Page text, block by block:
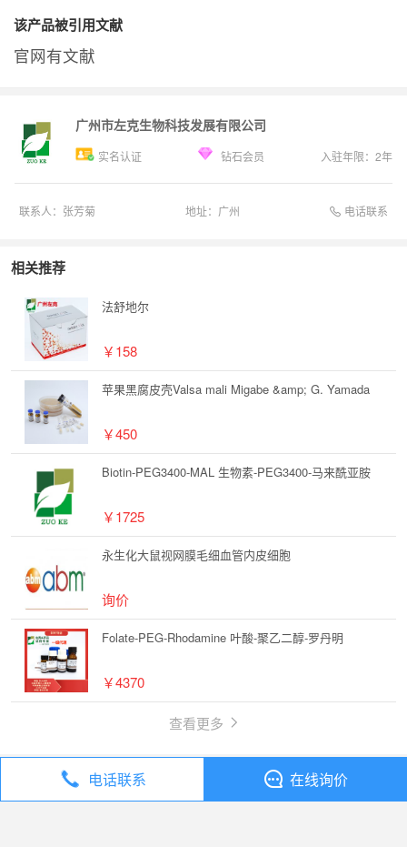
该产品被引用文献
官网有文献
广州市左克生物科技发展有限公司
实名认证 钻石会员 入驻年限： 2年
联系人： 张芳菊 地址： 广州 电话联系
相关推荐
法舒地尔
￥158
苹果黑腐皮壳Valsa mali Migabe &amp; G. Yamada
￥450
Biotin-PEG3400-MAL 生物素-PEG3400-马来酰亚胺
￥1725
永生化大鼠视网膜毛细血管内皮细胞
询价
Folate-PEG-Rhodamine 叶酸-聚乙二醇-罗丹明
￥4370
查看更多
全部分类 试剂
电话联系 在线询价